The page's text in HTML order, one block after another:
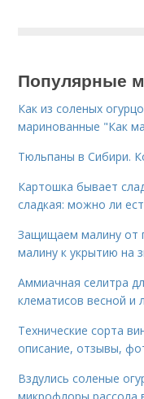
Популярные
Как из соленых
маринованные "Как
Тюльпаны в Сибири.
Картошка бывает
сладкая: можно ли
Защищаем малину от
малину к укрытию на
Аммиачная селитра
клематисов весной и
Технические сорта
описание, отзывы,
Вздулись соленые